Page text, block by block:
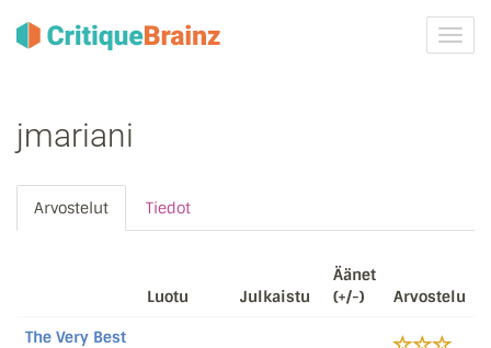
jmariani
Arvostelut Tiedot
Luotu Julkaistu
Äänet
(+/-)
Arvostelu
The Very Best